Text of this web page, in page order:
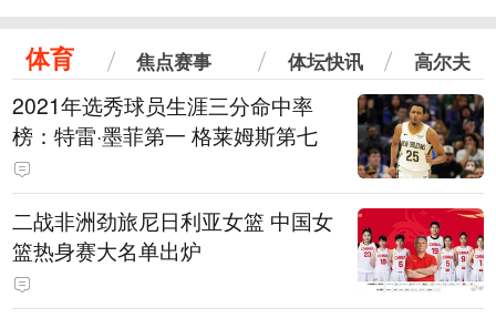
体育 焦点赛事 体坛快讯 高尔夫
2021年选秀球员生涯三分命中率
榜：特雷·墨菲第一 格莱姆斯第七
二战非洲劲旅尼日利亚女篮 中国女
篮热身赛大名单出炉